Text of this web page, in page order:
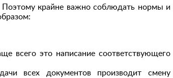
Поэтому крайне важно соблюдать нормы и
всего это написание соответствующего
всех документов производит смену